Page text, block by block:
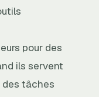
pour des
ils servent
tâches